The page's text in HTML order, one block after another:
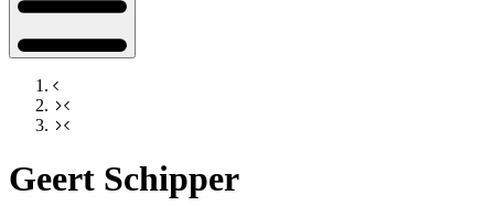
Geert Schipper